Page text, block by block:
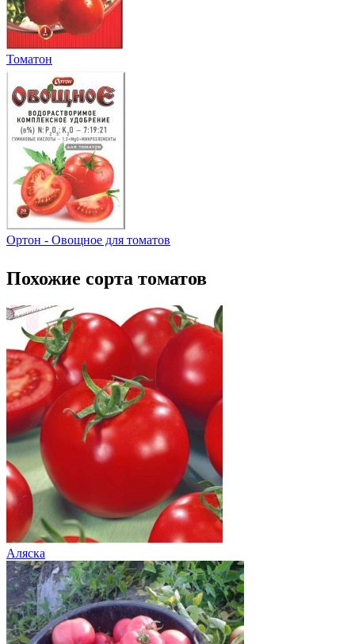
Томатон
Ортон - Овощное для томатов
Похожие сорта томатов
Аляска